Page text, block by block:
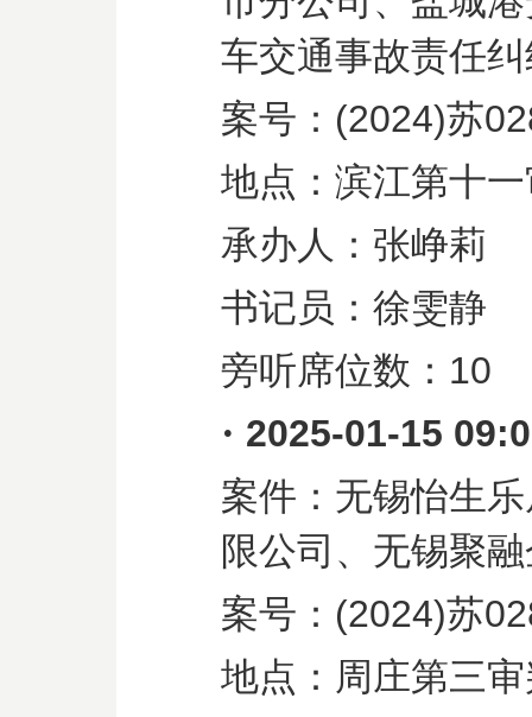
车交通事故责任
案号： (2024)苏
地点：滨江第十
承办人：张峥莉
书记员：徐雯静
旁听席位数： 10
· 2025-01-15
案件：无锡怡生
限公司、无锡聚
案号： (2024)苏
地点：周庄第三